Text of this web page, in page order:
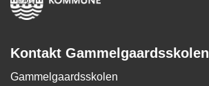
Kontakt Gammelgaardsskolen
Gammelgaardsskolen